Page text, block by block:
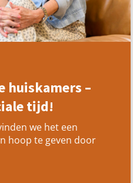
huiskamers –
tijd!
we het een
hoop te geven door